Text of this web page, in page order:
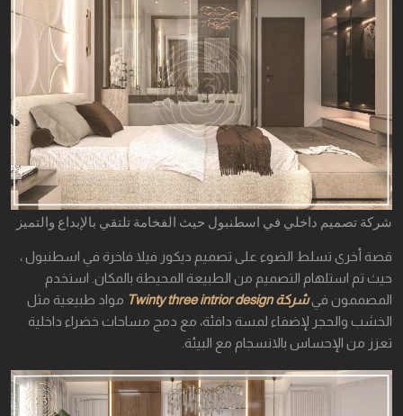
شركة تصميم داخلي في اسطنبول حيث الفخامة تلتقي بالإبداع والتميز
قصة أخرى تسلط الضوء على تصميم ديكور فيلا فاخرة في اسطنبول ،
حيث تم استلهام التصميم من الطبيعة المحيطة بالمكان. استخدم
المصممون فيشركة Twinty three intrior design
مواد طبيعية مثل
الخشب والحجر لإضفاء لمسة دافئة، مع دمج مساحات خضراء داخلية
تعزز من الإحساس بالانسجام مع البيئة.